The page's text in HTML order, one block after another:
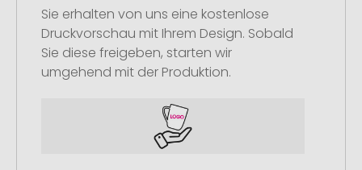
Sie erhalten von uns eine kostenlose
Druckvorschau mit Ihrem Design. Sobald
Sie diese freigeben, starten wir
umgehend mit der Produktion.